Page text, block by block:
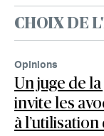
CHOIX DE
Opinions
Un juge de
invite les
à l’utilisation